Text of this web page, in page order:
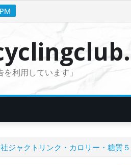
利用しています」
社ジャクトリンク・カロリー・糖